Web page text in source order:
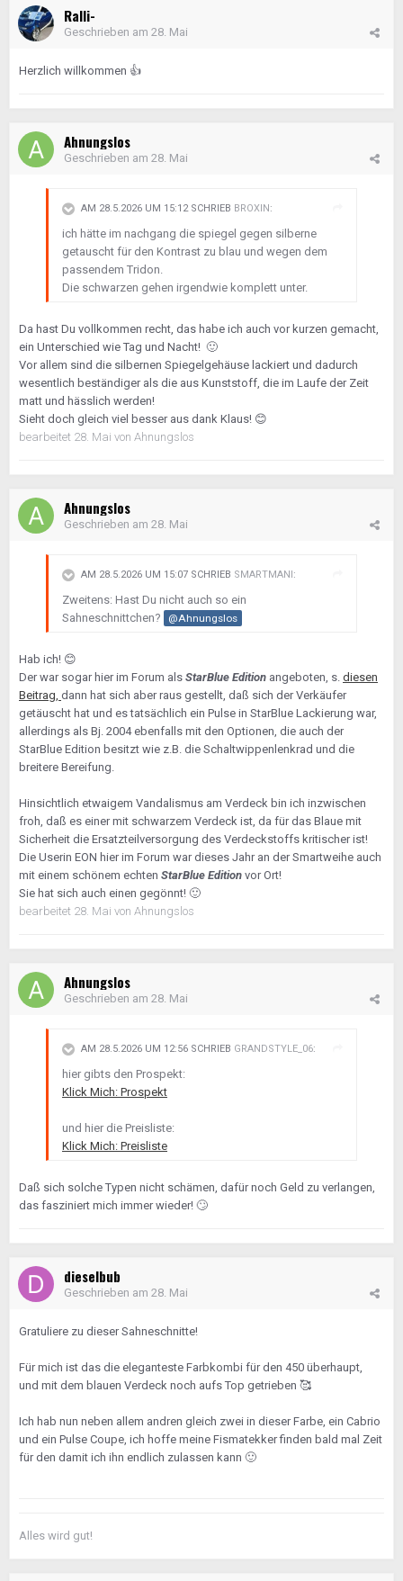
Ralli-
Geschrieben am 28. Mai
Herzlich willkommen 👍
Ahnungslos
Geschrieben am 28. Mai
AM 28.5.2026 UM 15:12 SCHRIEB BROXIN:
ich hätte im nachgang die spiegel gegen silberne
getauscht für den Kontrast zu blau und wegen dem
passendem Tridon.
Die schwarzen gehen irgendwie komplett unter.
Da hast Du vollkommen recht, das habe ich auch vor kurzen gemacht,
ein Unterschied wie Tag und Nacht! 🙂
Vor allem sind die silbernen Spiegelgehäuse lackiert und dadurch
wesentlich beständiger als die aus Kunststoff, die im Laufe der Zeit
matt und hässlich werden!
Sieht doch gleich viel besser aus dank Klaus! 😊
bearbeitet 28. Mai von Ahnungslos
Ahnungslos
Geschrieben am 28. Mai
AM 28.5.2026 UM 15:07 SCHRIEB SMARTMANI:
Zweitens: Hast Du nicht auch so ein
Sahneschnittchen?
@Ahnungslos
Hab ich! 😊
Der war sogar hier im Forum als StarBlue Edition angeboten, s. diesen
Beitrag, dann hat sich aber raus gestellt, daß sich der Verkäufer
getäuscht hat und es tatsächlich ein Pulse in StarBlue Lackierung war,
allerdings als Bj. 2004 ebenfalls mit den Optionen, die auch der
StarBlue Edition besitzt wie z.B. die Schaltwippenlenkrad und die
breitere Bereifung.
Hinsichtlich etwaigem Vandalismus am Verdeck bin ich inzwischen
froh, daß es einer mit schwarzem Verdeck ist, da für das Blaue mit
Sicherheit die Ersatzteilversorgung des Verdeckstoffs kritischer ist!
Die Userin EON hier im Forum war dieses Jahr an der Smartweihe auch
mit einem schönem echten StarBlue Edition vor Ort!
Sie hat sich auch einen gegönnt! 🙂
bearbeitet 28. Mai von Ahnungslos
Ahnungslos
Geschrieben am 28. Mai
AM 28.5.2026 UM 12:56 SCHRIEB GRANDSTYLE_06:
hier gibts den Prospekt:
Klick Mich: Prospekt
und hier die Preisliste:
Klick Mich: Preisliste
Daß sich solche Typen nicht schämen, dafür noch Geld zu verlangen,
das fasziniert mich immer wieder! 🙄
dieselbub
Geschrieben am 28. Mai
Gratuliere zu dieser Sahneschnitte!
Für mich ist das die eleganteste Farbkombi für den 450 überhaupt,
und mit dem blauen Verdeck noch aufs Top getrieben 🥰
Ich hab nun neben allem andren gleich zwei in dieser Farbe, ein Cabrio
und ein Pulse Coupe, ich hoffe meine Fismatekker finden bald mal Zeit
für den damit ich ihn endlich zulassen kann 🙂
Alles wird gut!